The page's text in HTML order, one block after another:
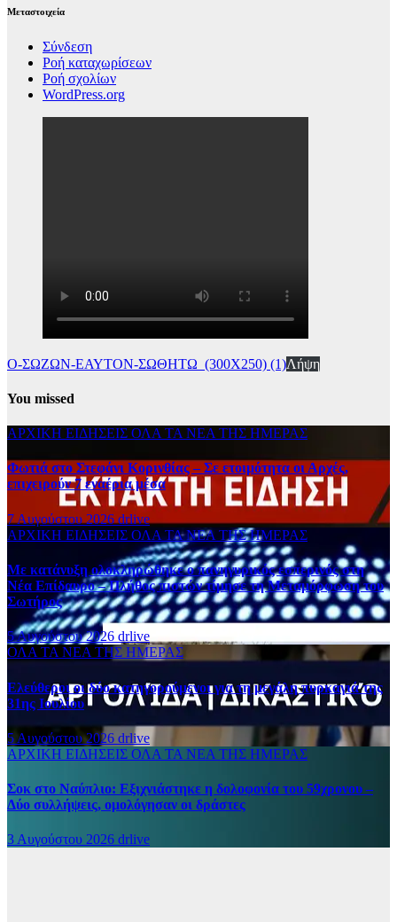
Μεταστοιχεία
Σύνδεση
Ροή καταχωρίσεων
Ροή σχολίων
WordPress.org
Ο-ΣΩΖΩΝ-ΕΑΥΤΟΝ-ΣΩΘΗΤΩ_(300Χ250) (1)Λήψη
You missed
ΑΡΧΙΚΗ ΕΙΔΗΣΕΙΣ ΟΛΑ ΤΑ ΝΕΑ ΤΗΣ ΗΜΕΡΑΣ
Φωτιά στο Στεφάνι Κορινθίας – Σε ετοιμότητα οι Αρχές,
επιχειρούν 7 εναέρια μέσα
7 Αυγούστου 2026drlive
ΑΡΧΙΚΗ ΕΙΔΗΣΕΙΣ ΟΛΑ ΤΑ ΝΕΑ ΤΗΣ ΗΜΕΡΑΣ
Με κατάνυξη ολοκληρώθηκε ο πανηγυρικός εσπερινός στη
Νέα Επίδαυρο – Πλήθος πιστών τίμησε τη Μεταμόρφωση του
Σωτήρος
5 Αυγούστου 2026 drlive
ΟΛΑ ΤΑ ΝΕΑ ΤΗΣ ΗΜΕΡΑΣ
Ελεύθεροι οι δύο κατηγορούμενοι για τη μεγάλη πυρκαγιά της
31ης Ιουλίου
5 Αυγούστου 2026 drlive
ΑΡΧΙΚΗ ΕΙΔΗΣΕΙΣ ΟΛΑ ΤΑ ΝΕΑ ΤΗΣ ΗΜΕΡΑΣ
Σοκ στο Ναύπλιο: Εξιχνιάστηκε η δολοφονία του 59χρονου –
Δύο συλλήψεις, ομολόγησαν οι δράστες
3 Αυγούστου 2026 drlive